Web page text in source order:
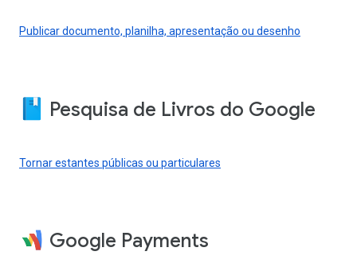
Publicar documento, planilha, apresentação ou desenho
Pesquisa de Livros do Google
Tornar estantes públicas ou particulares
Google Payments